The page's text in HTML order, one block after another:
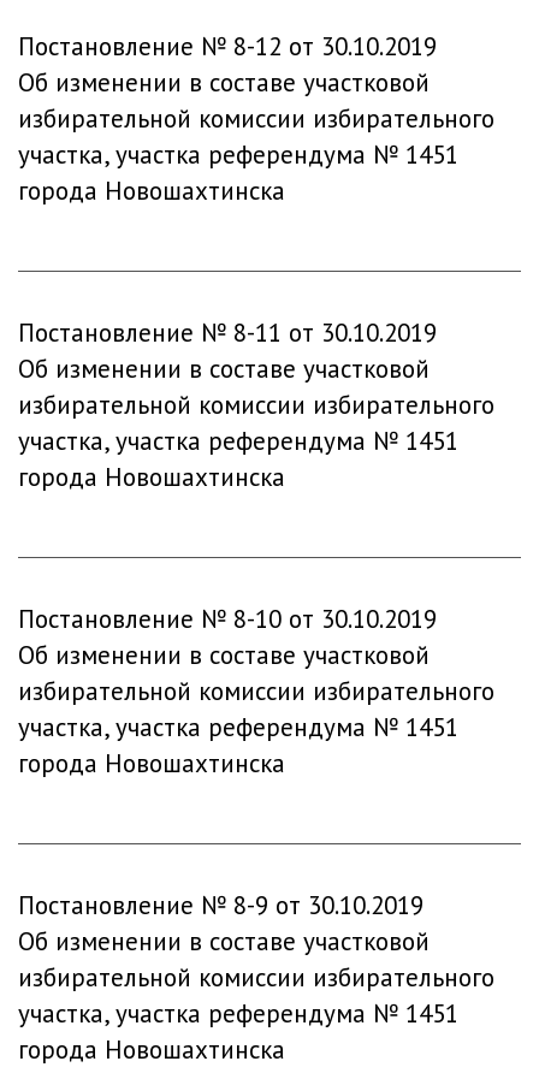
Постановление № 8-12 от 30.10.2019
Об изменении в составе участковой
избирательной комиссии избирательного
участка, участка референдума № 1451
города Новошахтинска
Постановление № 8-11 от 30.10.2019
Об изменении в составе участковой
избирательной комиссии избирательного
участка, участка референдума № 1451
города Новошахтинска
Постановление № 8-10 от 30.10.2019
Об изменении в составе участковой
избирательной комиссии избирательного
участка, участка референдума № 1451
города Новошахтинска
Постановление № 8-9 от 30.10.2019
Об изменении в составе участковой
избирательной комиссии избирательного
участка, участка референдума № 1451
города Новошахтинска